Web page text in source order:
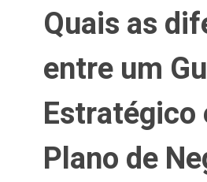
Quais as
entre um
Estratégico
Plano de